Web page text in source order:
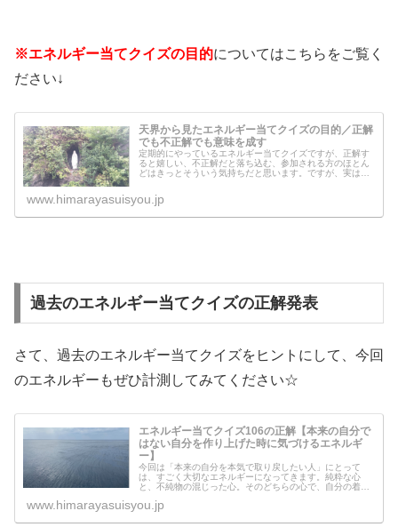
※エネルギー当てクイズの目的についてはこちらをご覧く
ださい↓
天界から見たエネルギー当てクイズの目的／正解
でも不正解でも意味を成す
定期的にやっているエネルギー当てクイズですが、正解す
ると嬉しい、不正解だと落ち込む、参加される方のほとん
どはきっとそういう気持ちだと思います。ですが、実は正
www.himarayasuisyou.jp
過去のエネルギー当てクイズの正解発表
さて、過去のエネルギー当てクイズをヒントにして、今回
のエネルギーもぜひ計測してみてください☆
エネルギー当てクイズ106の正解【本来の自分で
はない自分を作り上げた時に気づけるエネルギ
ー】
今回は「本来の自分を本気で取り戻したい人」にとって
は、すごく大切なエネルギーになってきます。純粋な心
と、不純物の混じった心。そのどちらの心で、自分の着る
自分を作り出さないためには、とても重...
www.himarayasuisyou.jp